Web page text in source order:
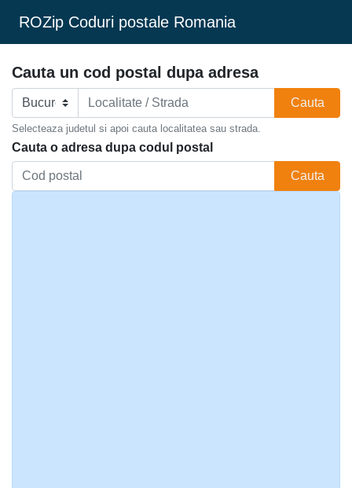
ROZip Coduri postale Romania
Cauta un cod postal dupa adresa
Cauta
Selecteaza judetul si apoi cauta localitatea sau strada.
Cauta o adresa dupa codul postal
Cauta